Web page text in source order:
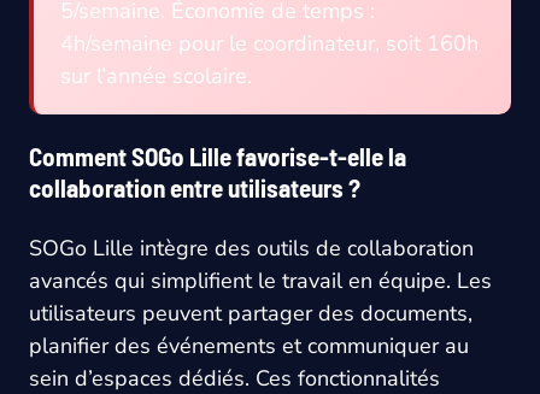
5/semaine. Économie de temps :
4h/semaine pour le coordinateur, soit 160h
sur l’année scolaire.
Comment SOGo Lille favorise-t-elle la
collaboration entre utilisateurs ?
SOGo Lille intègre des outils de collaboration
avancés qui simplifient le travail en équipe. Les
utilisateurs peuvent partager des documents,
planifier des événements et communiquer au
sein d’espaces dédiés. Ces fonctionnalités